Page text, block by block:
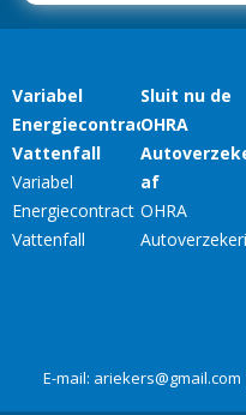
E-mail: ariekers@gmail.com